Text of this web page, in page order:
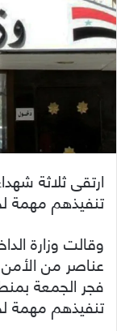
ارتقى ثلاثة
تنفيذهم مهمة
وقالت وزارة
عناصر من
فجر الجمعة
تنفيذهم مهمة